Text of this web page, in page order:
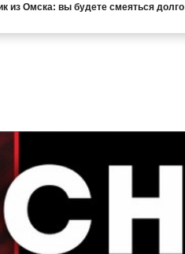
из Омска: вы будете смеяться долго